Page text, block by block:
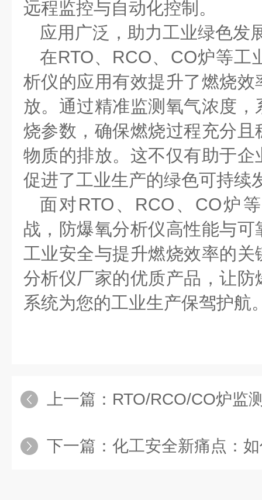
远程监控与自动化控制。
应用广泛，助力工业绿色发
在RTO、 RCO、 CO炉等工
析仪的应用有效提升了燃烧
放。通过精准监测氧气浓度
烧参数，确保燃烧过程充分
物质的排放。这不仅有助于
促进了工业生产的绿色可持续
面对RTO 、 RCO 、 CO炉
战，防爆氧分析仪高性能与
工业安全与提升燃烧效率的
分析仪厂家的优质产品，让
系统为您的工业生产保驾护航
上一篇： RTO/RCO/CO炉监测新挑
下一篇： 化工安全新痛点：如何实